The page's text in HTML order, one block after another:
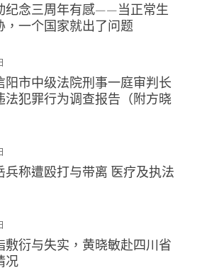
纪念三周年有感——当正常生
，一个国家就出了问题
阳市中级法院刑事一庭审判长
法犯罪行为调查报告（附方晓
兵称遭殴打与带离 医疗及执法
敷衍与失实，黄晓敏赴四川省
况